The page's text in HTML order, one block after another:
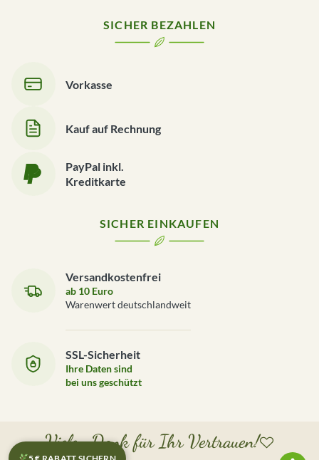
SICHER BEZAHLEN
Vorkasse
Kauf auf Rechnung
PayPal inkl.
Kreditkarte
SICHER EINKAUFEN
Versandkostenfrei
ab 10 Euro
Warenwert deutschlandweit
SSL-Sicherheit
Ihre Daten sind
bei uns geschützt
Vielen Dank für Ihr Vertrauen!